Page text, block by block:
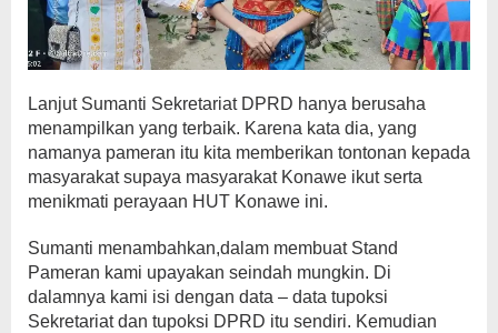
Lanjut Sumanti Sekretariat DPRD hanya berusaha
menampilkan yang terbaik. Karena kata dia, yang
namanya pameran itu kita memberikan tontonan kepada
masyarakat supaya masyarakat Konawe ikut serta
menikmati perayaan HUT Konawe ini.
Sumanti menambahkan,dalam membuat Stand
Pameran kami upayakan seindah mungkin. Di
dalamnya kami isi dengan data – data tupoksi
Sekretariat dan tupoksi DPRD itu sendiri. Kemudian